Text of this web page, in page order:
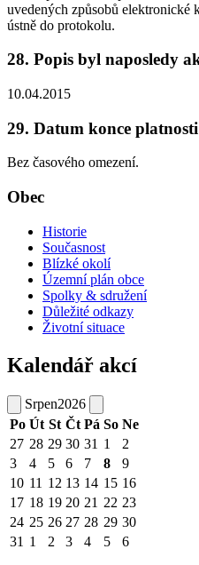
uvedených způsobů elektronické
ústně do protokolu.
28. Popis byl naposledy
10.04.2015
29. Datum konce
Bez časového omezení.
Obec
Historie
Současnost
Blízké okolí
Územní plán obce
Spolky & sdružení
Důležité odkazy
Životní situace
Kalendář akcí
Srpen2026
Po Út St Čt Pá So Ne
27 28 29 30 31 1
2
3
4 5 6 7 8
9
10 11 12 13 14 15 16
17 18 19 20 21 22 23
24 25 26 27 28 29 30
31 1 2 3 4 5 6